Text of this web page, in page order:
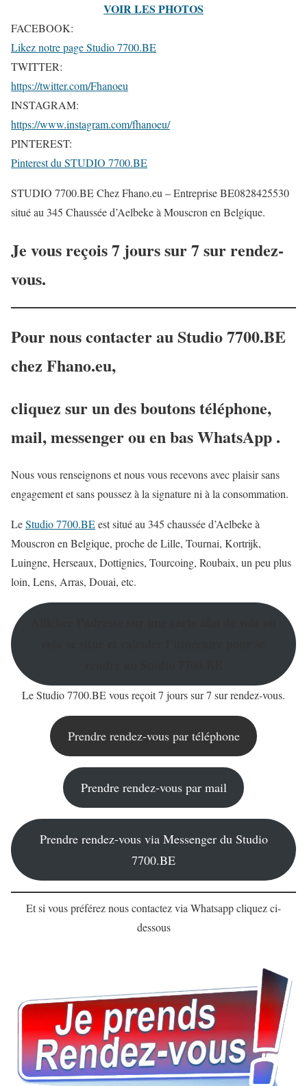
VOIR LES PHOTOS
FACEBOOK:
Likez notre page Studio 7700.BE
TWITTER:
https://twitter.com/Fhanoeu
INSTAGRAM:
https://www.instagram.com/fhanoeu/
PINTEREST:
Pinterest du STUDIO 7700.BE
STUDIO 7700.BE Chez Fhano.eu – Entreprise BE0828425530
situé au 345 Chaussée d’Aelbeke à Mouscron en Belgique.
Je vous reçois 7 jours sur 7 sur rendez-
vous.
Pour nous contacter au Studio 7700.BE
chez Fhano.eu,
cliquez sur un des boutons téléphone,
mail, messenger ou en bas WhatsApp .
Nous vous renseignons et nous vous recevons avec plaisir sans
engagement et sans poussez à la signature ni à la consommation.
LeStudio 7700.BEest situé au 345 chaussée d’Aelbeke à
Mouscron en Belgique, proche de Lille, Tournai, Kortrijk,
Luingne, Herseaux, Dottignies, Tourcoing, Roubaix, un peu plus
loin, Lens, Arras, Douai, etc.
Le Studio 7700.BE vous reçoit 7 jours sur 7 sur rendez-vous.
Prendre rendez-vous par téléphone
Prendre rendez-vous par mail
Prendre rendez-vous via Messenger du Studio
7700.BE
Et si vous préférez nous contactez via Whatsapp cliquez ci-
dessous